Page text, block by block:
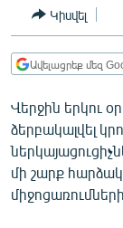
ՊԱՏԵՐԱԶՄԻ 6
ՏԱՐԱԾԱՇՐՋԱՆ
ՄԻՋԱԶԳԱՅԻՆ
Կիսվել
Ավելացրեք մեզ
Վերջին երկու
ձերբակալվել
մի շարք